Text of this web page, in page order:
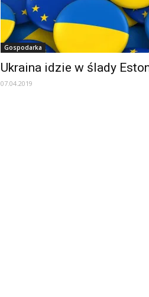
Gospodarka
Ukraina idzie w ślady
07.04.2019